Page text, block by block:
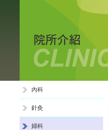
內科
針灸
婦科